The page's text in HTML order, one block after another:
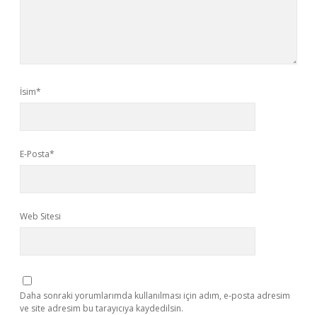
İsim*
E-Posta*
Web Sitesi
Daha sonraki yorumlarımda kullanılması için adım, e-posta adresim
ve site adresim bu tarayıcıya kaydedilsin.